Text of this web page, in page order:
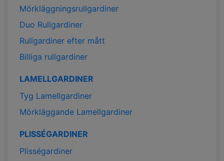
Mörkläggningsrullgardiner
Duo Rullgardiner
Rullgardiner efter mått
Billiga rullgardiner
LAMELLGARDINER
Tyg Lamellgardiner
Mörkläggande Lamellgardiner
PLISSÉGARDINER
Plisségardiner